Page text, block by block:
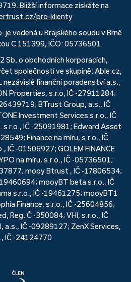
Bližší informace získáte na
pro-klienty
je vedená u Krajského soudu v Brně
C 151399, IČO: 05736501.
Sb. o obchodních korporacích,
společností ve skupině: Able.cz,
nezávislé finanční poradenství a.s.,
Properties, s.r.o, IČ -27911284;
BTrust Group, a.s., IČ
Investment Services s.r.o., IČ
s r.o., IČ -25091981; Edward Asset
Finance na míru, s.r.o., IČ
IČ -01506927; GOLEM FINANCE
na míru, s.r.o., IČ -05736501;
mooy Btrust , IČ -17806534;
mooyBT beta s.r.o., IČ
s.r.o., IČ -19461275; mooyBT1
Finance, s.r.o., IČ -25604856;
Reg. Č -350084; VHI, s.r.o., IČ
a.s., IČ -09289127; ZenX Services,
IČ -24124770